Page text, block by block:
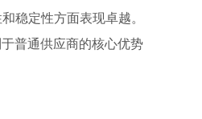
稳定性方面表现卓越。
普通供应商的核心优势